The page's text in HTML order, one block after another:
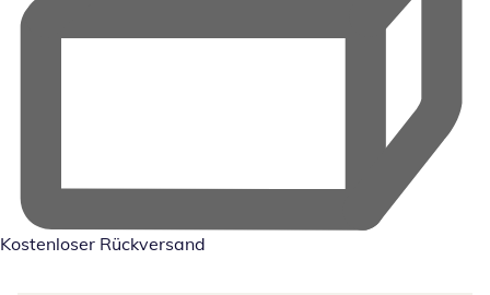
Kostenloser Rückversand